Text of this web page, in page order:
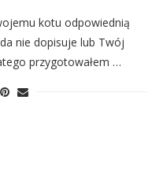
kotu odpowiednią
nie dopisuje lub Twój
przygotowałem …